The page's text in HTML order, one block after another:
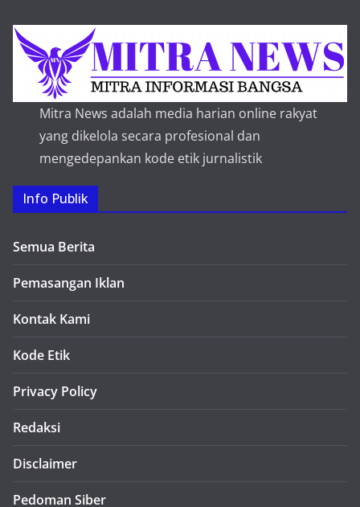
Mitra News adalah media harian online rakyat
yang dikelola secara profesional dan
mengedepankan kode etik jurnalistik
Info Publik
Semua Berita
Pemasangan Iklan
Kontak Kami
Kode Etik
Privacy Policy
Redaksi
Disclaimer
Pedoman Siber